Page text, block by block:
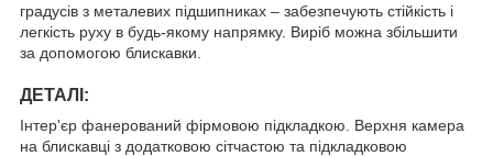
градусів з металевих підшипниках – забезпечують стійкість і
легкість руху в будь-якому напрямку. Виріб можна збільшити
за допомогою блискавки.
ДЕТАЛІ:
Інтер'єр фанерований фірмовою підкладкою. Верхня камера
на блискавці з додатковою сітчастою та підкладковою